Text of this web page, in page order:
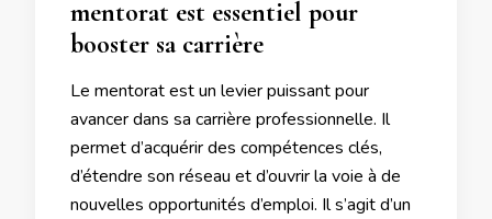
mentorat est essentiel pour
booster sa carrière
Le mentorat est un levier puissant pour
avancer dans sa carrière professionnelle. Il
permet d’acquérir des compétences clés,
d’étendre son réseau et d’ouvrir la voie à de
nouvelles opportunités d’emploi. Il s’agit d’un